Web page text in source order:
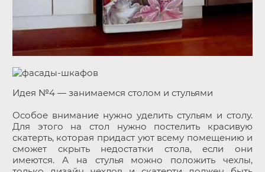
Идея №4 — занимаемся столом и стульями
Особое внимание нужно уделить стульям и столу.
Для этого на стол нужно постелить красивую
скатерть, которая придаст уют всему помещению и
сможет скрыть недостатки стола, если они
имеются. А на стулья можно положить чехлы,